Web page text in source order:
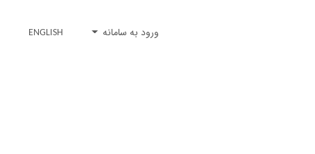
ورود به سامانه ENGLISH